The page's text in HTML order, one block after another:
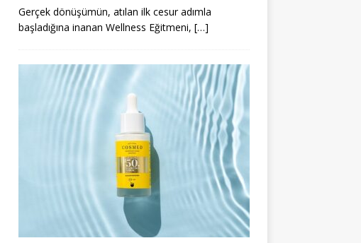
Gerçek dönüşümün, atılan ilk cesur adımla
başladığına inanan Wellness Eğitmeni, […]